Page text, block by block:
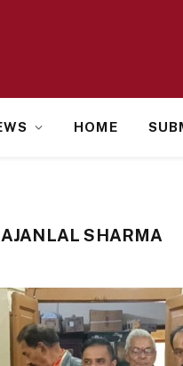
HOME
SHARMA